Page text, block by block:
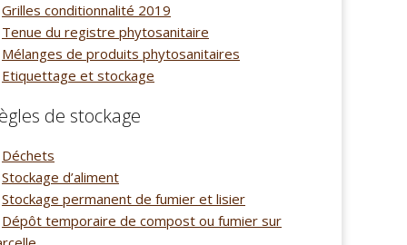
Grilles conditionnalité 2019
Tenue du registre phytosanitaire
Mélanges de produits phytosanitaires
Etiquettage et stockage
de stockage
Déchets
Stockage d’aliment
Stockage permanent de fumier et lisier
Dépôt temporaire de compost ou fumier sur